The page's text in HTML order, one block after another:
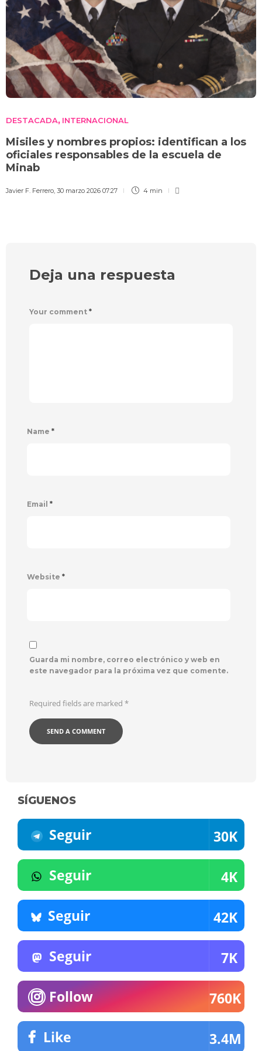
DESTACADA, INTERNACIONAL
Misiles y nombres propios: identifican a los
oficiales responsables de la escuela de
Minab
Javier F. Ferrero, 30 marzo 2026 07:27 4 min
Deja una respuesta
Your comment *
Name *
Email *
Website *
Guarda mi nombre, correo electrónico y web en
este navegador para la próxima vez que comente.
Required fields are marked *
SÍGUENOS
Seguir 30K
Seguir 4K
Seguir 42K
Seguir 7K
Follow 760K
Like 3.4M